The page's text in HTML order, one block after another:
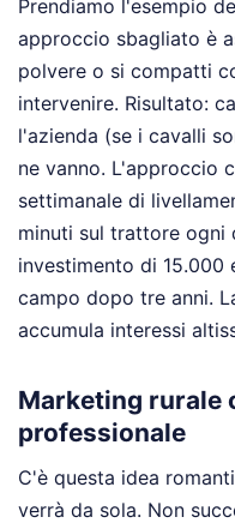
Prendiamo l'esempio
approccio sbagliato è
polvere o si compatti
intervenire. Risultato:
l'azienda (se i cavalli
ne vanno. L'approccio
settimanale di
minuti sul trattore ogni
investimento di
campo dopo tre anni.
accumula interessi
Marketing rurale
professionale
C'è questa idea
verrà da sola. Non